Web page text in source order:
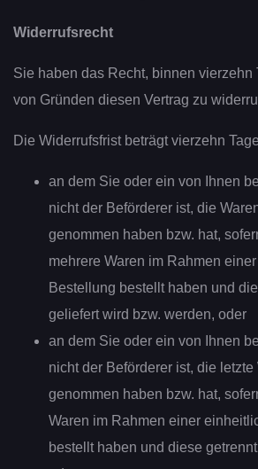
Widerrufsrecht
Sie haben das Recht, binnen vierzehn
von Gründen diesen Vertrag zu
Die Widerrufsfrist beträgt vierzehn
an dem Sie oder ein von Ihnen
nicht der Beförderer ist, die
genommen haben bzw. hat,
mehrere Waren im Rahmen
Bestellung bestellt haben und
geliefert wird bzw. werden, oder
an dem Sie oder ein von Ihnen
nicht der Beförderer ist, die letzte
genommen haben bzw. hat,
Waren im Rahmen einer
bestellt haben und diese